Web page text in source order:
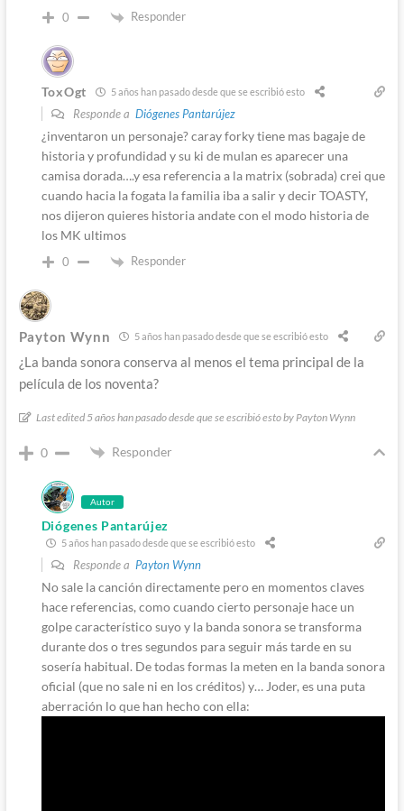
0 Responder
ToxOgt 5 años han pasado desde que se escribió esto
Responde a Diógenes Pantarújez
¿inventaron un personaje? caray forky tiene mas bagaje de
historia y profundidad y su ki de mulan es aparecer una
camisa dorada….y esa referencia a la matrix (sobrada) crei que
cuando hacia la fogata la familia iba a salir y decir TOASTY,
nos dijeron quieres historia andate con el modo historia de
los MK ultimos
0 Responder
Payton Wynn 5 años han pasado desde que se escribió esto
¿La banda sonora conserva al menos el tema principal de la
película de los noventa?
Last edited 5 años han pasado desde que se escribió esto by Payton Wynn
0 Responder
Autor
Diógenes Pantarújez
5 años han pasado desde que se escribió esto
Responde a Payton Wynn
No sale la canción directamente pero en momentos claves
hace referencias, como cuando cierto personaje hace un
golpe característico suyo y la banda sonora se transforma
durante dos o tres segundos para seguir más tarde en su
sosería habitual. De todas formas la meten en la banda sonora
oficial (que no sale ni en los créditos) y… Joder, es una puta
aberración lo que han hecho con ella: